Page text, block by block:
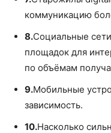
коммуникацию
8.Социальные
площадок для
по объёмам
9.Мобильные
зависимость.
10.Насколько